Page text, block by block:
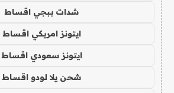
شدات ببجي اقساط
ايتونز امريكي اقساط
ايتونز سعودي اقساط
شحن يلا لودو اقساط